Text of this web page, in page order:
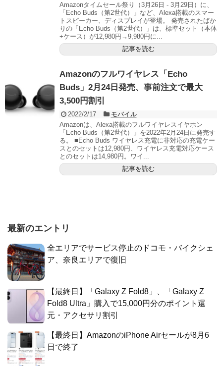
Amazonタイムセール祭り（3月26日 - 3月29日）に、
「Echo Buds（第2世代）」など、Alexa搭載のスマー
トスピーカー、ディスプレイが登場。 発売されたばか
りの「Echo Buds（第2世代）」は、標準セット（本体
+ケース）が12,980円→9,980円に...
記事を読む
Amazonのフルワイヤレス「Echo
Buds」2月24日発売、事前注文で最大
3,500円割引
2022/2/17
モバイル
Amazonは、Alexa搭載のフルワイヤレスイヤホン
「Echo Buds（第2世代）」を2022年2月24日に発売す
る。 ■Echo Buds ワイヤレス充電に非対応の充電ケー
スとのセットは12,980円、ワイヤレス充電対応ケース
とのセットは14,980円。ワイ...
記事を読む
最新のエントリ
全エリアでサービス停止のドコモ・バイクシェ
ア、奈良エリアで復旧
【最終日】「Galaxy Z Fold8」、「Galaxy Z
Fold8 Ultra」購入で15,000円分のポイント還
元・アクセサリ割引
【最終日】AmazonのiPhone Airセールが8月6
日で終了